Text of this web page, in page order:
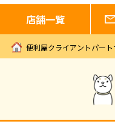
店舗一覧
便利屋クライアントパート